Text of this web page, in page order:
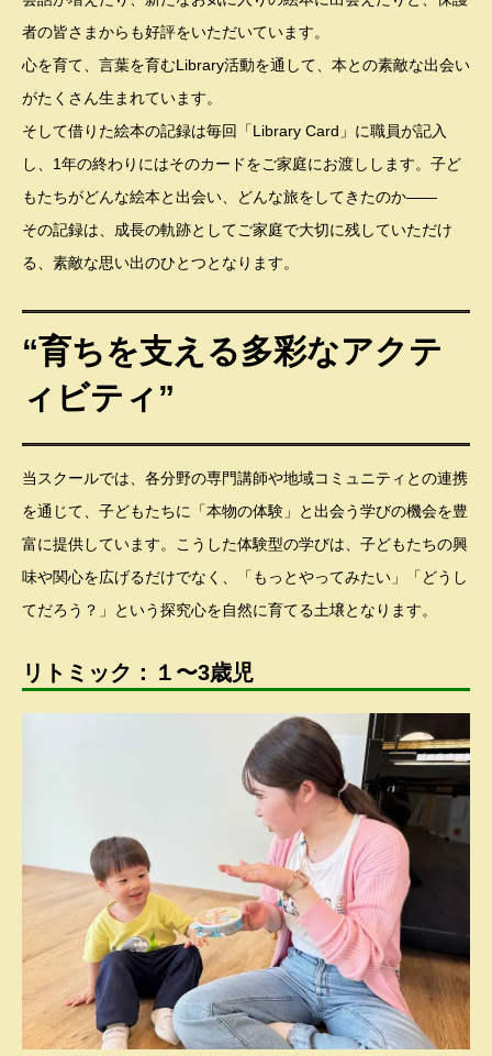
者の皆さまからも好評をいただいています。
心を育て、言葉を育むLibrary活動を通して、本との素敵な出会い
がたくさん生まれています。
そして借りた絵本の記録は毎回「Library Card」に職員が記入
し、1年の終わりにはそのカードをご家庭にお渡しします。子ど
もたちがどんな絵本と出会い、どんな旅をしてきたのか——
その記録は、成長の軌跡としてご家庭で大切に残していただけ
る、素敵な思い出のひとつとなります。
“育ちを支える多彩なアクテ
ィビティ”
当スクールでは、各分野の専門講師や地域コミュニティとの連携
を通じて、子どもたちに「本物の体験」と出会う学びの機会を豊
富に提供しています。こうした体験型の学びは、子どもたちの興
味や関心を広げるだけでなく、「もっとやってみたい」「どうし
てだろう？」という探究心を自然に育てる土壌となります。
リトミック：１〜3歳児